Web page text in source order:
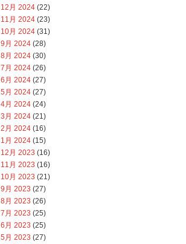
12月 2024 (22)
11月 2024 (23)
10月 2024 (31)
9月 2024 (28)
8月 2024 (30)
7月 2024 (26)
6月 2024 (27)
5月 2024 (27)
4月 2024 (24)
3月 2024 (21)
2月 2024 (16)
1月 2024 (15)
12月 2023 (16)
11月 2023 (16)
10月 2023 (21)
9月 2023 (27)
8月 2023 (26)
7月 2023 (25)
6月 2023 (25)
5月 2023 (27)